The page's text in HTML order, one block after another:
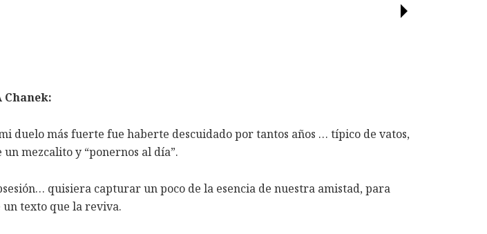
Chanek:
duelo más fuerte fue haberte descuidado por tantos años … típico de vatos,
mezcalito y “ponernos al día”.
quisiera capturar un poco de la esencia de nuestra amistad, para
un texto que la reviva.